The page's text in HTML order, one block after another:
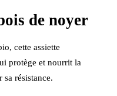
de noyer
cette assiette
protège et nourrit la
résistance.